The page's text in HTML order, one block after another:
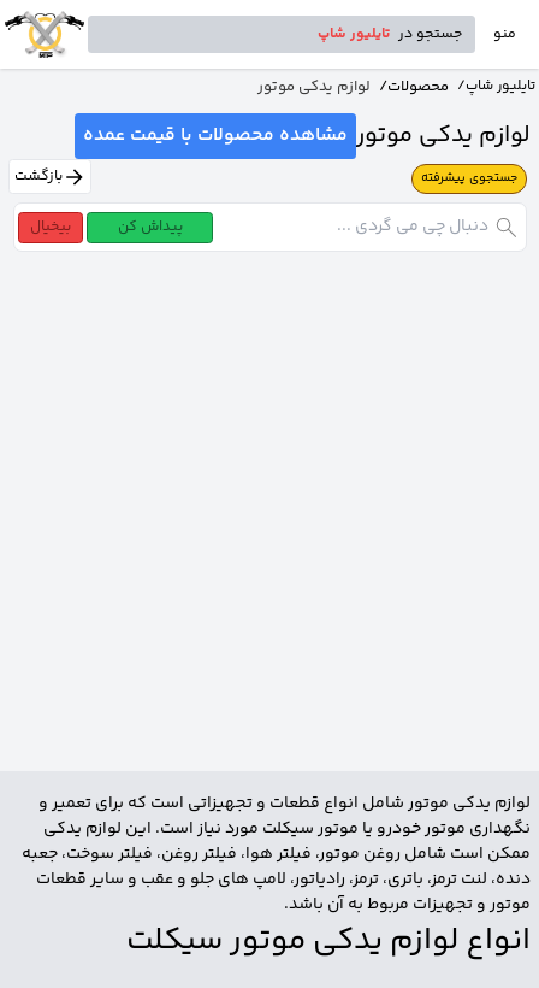
منو جستجو در تایلیور شاپ
تایلیور شاپ/ محصولات/ لوازم یدکی موتور
لوازم یدکی موتور مشاهده محصولات با قیمت عمده
جستجوی پیشرفته بازگشت
پیداش کن بیخیال
لوازم یدکی موتور شامل انواع قطعات و تجهیزاتی است که برای تعمیر و
نگهداری موتور خودرو یا موتور سیکلت مورد نیاز است. این لوازم یدکی
ممکن است شامل روغن موتور، فیلتر هوا، فیلتر روغن، فیلتر سوخت، جعبه
دنده، لنت ترمز، باتری، ترمز، رادیاتور، لامپ های جلو و عقب و سایر قطعات
موتور و تجهیزات مربوط به آن باشد.
انواع لوازم یدکی موتور سیکلت